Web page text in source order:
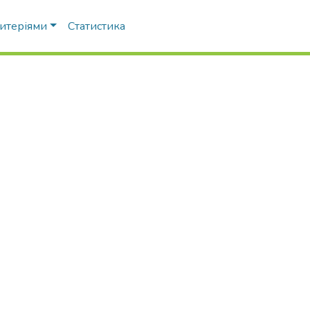
Статистика